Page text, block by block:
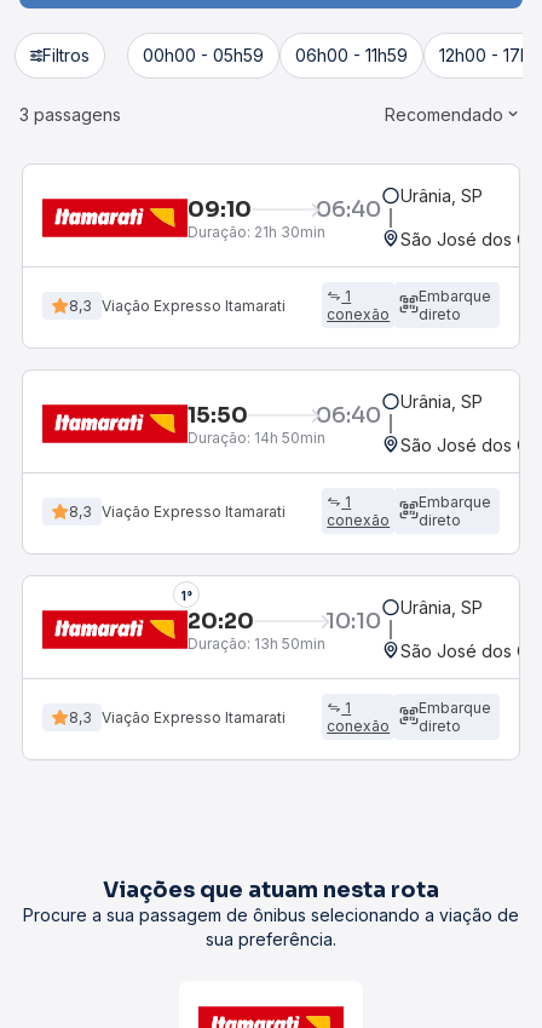
Filtros 00h00 - 05h59 06h00 - 11h59 12h00 -
3 passagens Recomendado
09:10 06:40
Duração: 21h 30min
Urânia, SP
São José dos
8,3 Viação Expresso Itamarati
1
conexão
Embarque
direto
15:50 06:40
Duração: 14h 50min
Urânia, SP
São José dos
8,3 Viação Expresso Itamarati
1
conexão
Embarque
direto
1°
20:20 10:10
Duração: 13h 50min
Urânia, SP
São José dos
8,3 Viação Expresso Itamarati
1
conexão
Embarque
direto
Viações que atuam nesta rota
Procure a sua passagem de ônibus selecionando a viação de
sua preferência.